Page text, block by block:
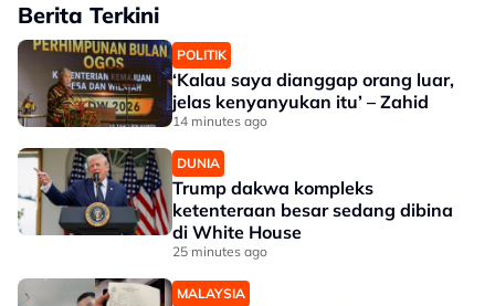
Berita Terkini
POLITIK
‘Kalau saya dianggap orang luar,
jelas kenyanyukan itu’ – Zahid
14 minutes ago
DUNIA
Trump dakwa kompleks
ketenteraan besar sedang dibina
di White House
25 minutes ago
MALAYSIA